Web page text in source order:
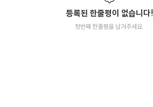
등록된 한줄평이 없습니다!
첫번째 한줄평을 남겨주세요.